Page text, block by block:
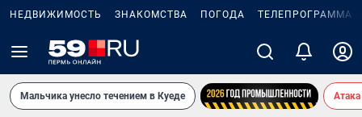
НЕДВИЖИМОСТЬ ЗНАКОМСТВА ПОГОДА ТЕЛЕПРОГРАММА
Мальчика унесло течением в Куеде